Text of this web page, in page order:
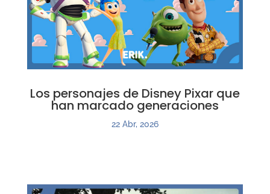
Los personajes de Disney Pixar que
han marcado generaciones
22 Abr, 2026